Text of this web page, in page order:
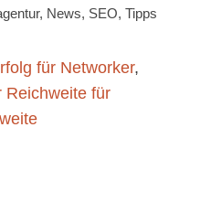
, News, SEO, Tipps
für Networker,
Reichweite für